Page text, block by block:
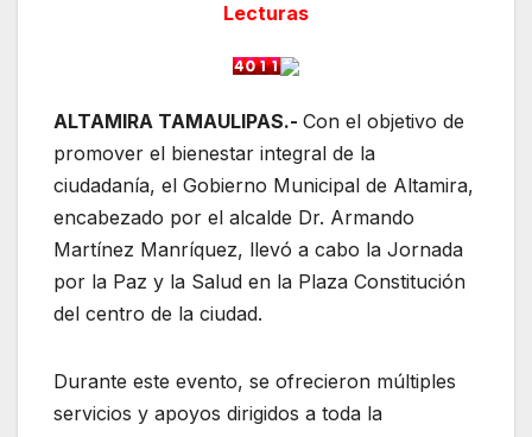
Lecturas
ALTAMIRA TAMAULIPAS.- Con el objetivo de
promover el bienestar integral de la
ciudadanía, el Gobierno Municipal de Altamira,
encabezado por el alcalde Dr. Armando
Martínez Manríquez, llevó a cabo la Jornada
por la Paz y la Salud en la Plaza Constitución
del centro de la ciudad.
Durante este evento, se ofrecieron múltiples
servicios y apoyos dirigidos a toda la